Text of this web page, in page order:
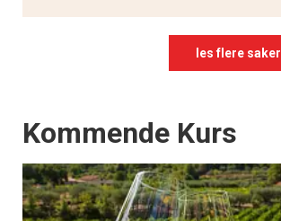
les flere
Events
Kommende Kurs